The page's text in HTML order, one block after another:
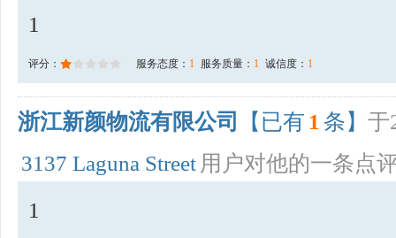
1
评分： 服务态度： 1 服务质量： 1 诚信度： 1
浙江新颜物流有限公司 【已有 1 条】 于
3137 Laguna Street 用户对他的一条点
1